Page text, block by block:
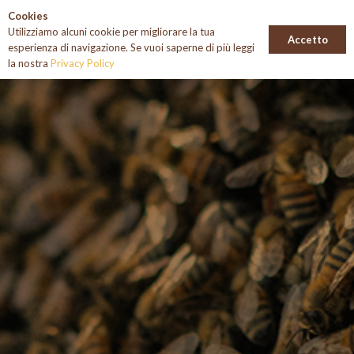
Cookies
Utilizziamo alcuni cookie per migliorare la tua
esperienza di navigazione. Se vuoi saperne di più leggi
la nostra Privacy Policy
Accetto